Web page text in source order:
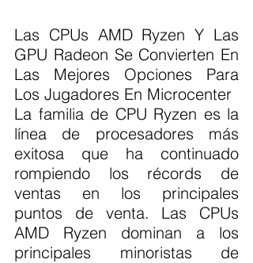
Las CPUs AMD Ryzen Y Las
GPU Radeon Se Convierten En
Las Mejores Opciones Para
Los Jugadores En Microcenter
La familia de CPU Ryzen es la
línea de procesadores más
exitosa que ha continuado
rompiendo los récords de
ventas en los principales
puntos de venta. Las CPUs
AMD Ryzen dominan a los
principales minoristas de